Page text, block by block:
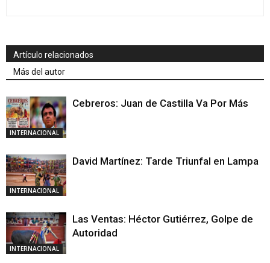
Artículo relacionados
Más del autor
INTERNACIONAL
Cebreros: Juan de Castilla Va Por Más
INTERNACIONAL
David Martínez: Tarde Triunfal en Lampa
INTERNACIONAL
Las Ventas: Héctor Gutiérrez, Golpe de
Autoridad